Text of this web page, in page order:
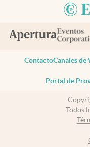
ContactoCanales
Portal de
Todos